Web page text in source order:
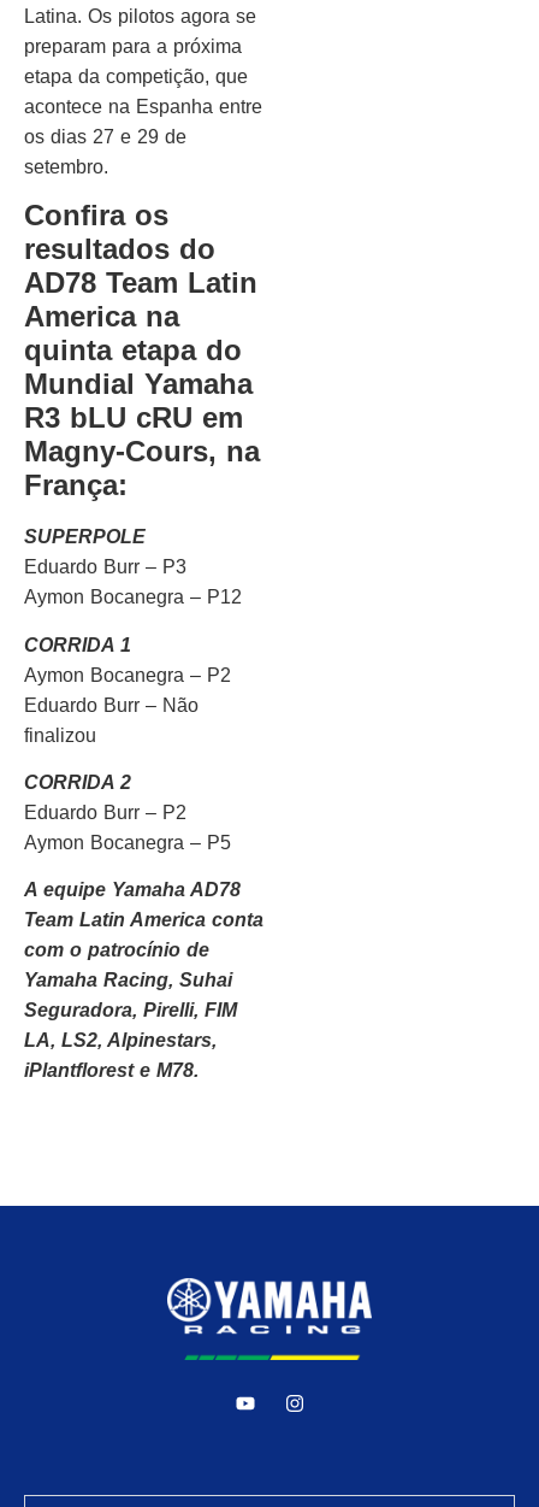
Latina. Os pilotos agora se
preparam para a próxima
etapa da competição, que
acontece na Espanha entre
os dias 27 e 29 de
setembro.
Confira os
resultados do
AD78 Team Latin
America na
quinta etapa do
Mundial Yamaha
R3 bLU cRU em
Magny-Cours, na
França:
SUPERPOLE
Eduardo Burr – P3
Aymon Bocanegra – P12
CORRIDA 1
Aymon Bocanegra – P2
Eduardo Burr – Não
finalizou
CORRIDA 2
Eduardo Burr – P2
Aymon Bocanegra – P5
A equipe Yamaha AD78
Team Latin America conta
com o patrocínio de
Yamaha Racing, Suhai
Seguradora, Pirelli, FIM
LA, LS2, Alpinestars,
iPlantflorest e M78.